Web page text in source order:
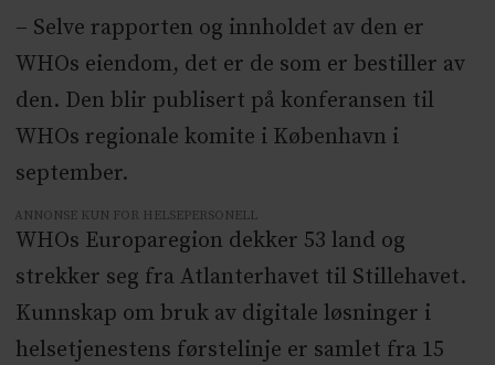
– Selve rapporten og innholdet av den er
WHOs eiendom, det er de som er bestiller av
den. Den blir publisert på konferansen til
WHOs regionale komite i København i
september.
ANNONSE KUN FOR HELSEPERSONELL
WHOs Europaregion dekker 53 land og
strekker seg fra Atlanterhavet til Stillehavet.
Kunnskap om bruk av digitale løsninger i
helsetjenestens førstelinje er samlet fra 15